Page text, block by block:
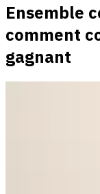
Ensemble
comment
gagnant